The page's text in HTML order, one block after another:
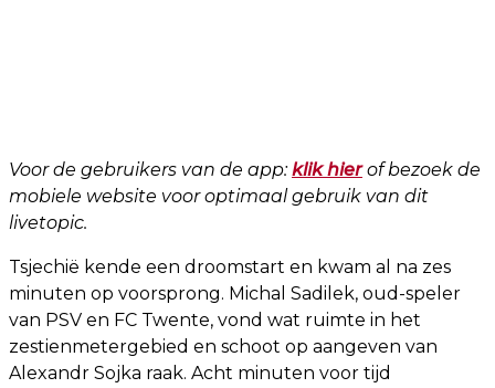
Voor de gebruikers van de app:klik hierof bezoek de
mobiele website voor optimaal gebruik van dit
livetopic.
Tsjechië kende een droomstart en kwam al na zes
minuten op voorsprong. Michal Sadilek, oud-speler
van PSV en FC Twente, vond wat ruimte in het
zestienmetergebied en schoot op aangeven van
Alexandr Sojka raak. Acht minuten voor tijd